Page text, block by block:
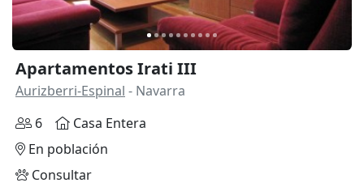
Apartamentos Irati III
Aurizberri-Espinal - Navarra
6
Casa Entera
En población
Consultar